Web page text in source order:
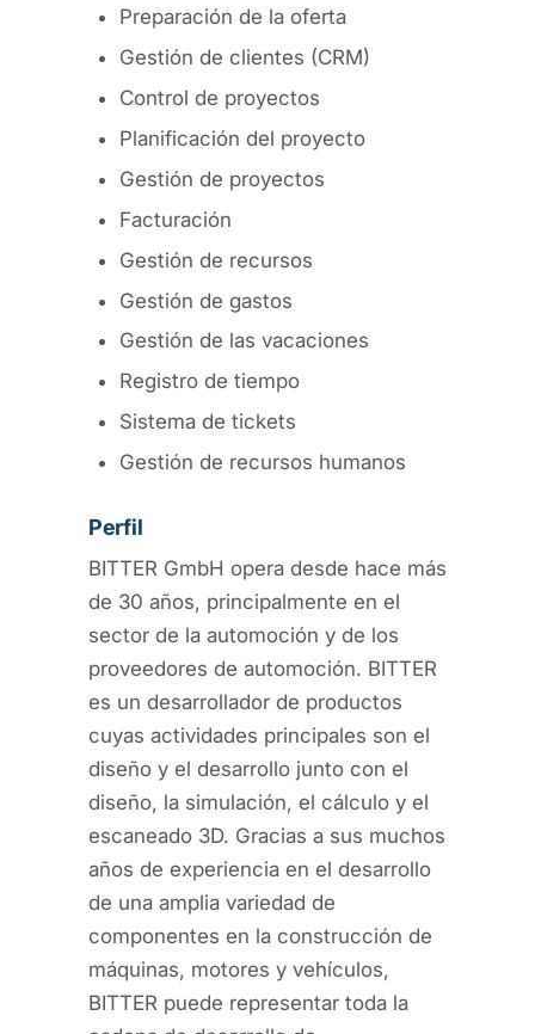
Preparación de la oferta
Gestión de clientes (CRM)
Control de proyectos
Planificación del proyecto
Gestión de proyectos
Facturación
Gestión de recursos
Gestión de gastos
Gestión de las vacaciones
Registro de tiempo
Sistema de tickets
Gestión de recursos humanos
Perfil
BITTER GmbH opera desde hace más
de 30 años, principalmente en el
sector de la automoción y de los
proveedores de automoción. BITTER
es un desarrollador de productos
cuyas actividades principales son el
diseño y el desarrollo junto con el
diseño, la simulación, el cálculo y el
escaneado 3D. Gracias a sus muchos
años de experiencia en el desarrollo
de una amplia variedad de
componentes en la construcción de
máquinas, motores y vehículos,
BITTER puede representar toda la